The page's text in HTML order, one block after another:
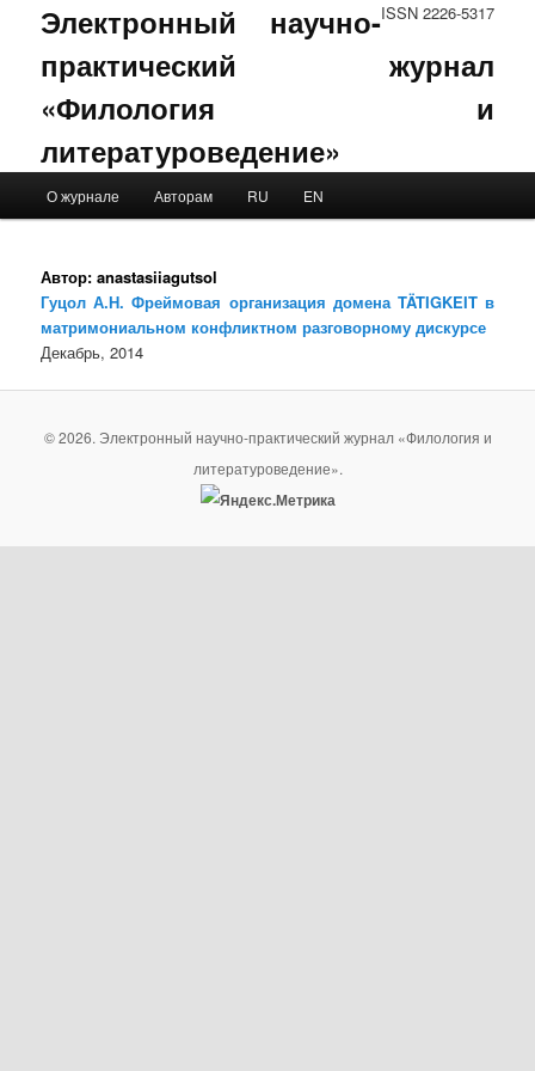
ISSN 2226-5317
Электронный научно-
практический журнал
«Филология и
литературоведение»
Skip to primary content
Skip to secondary content
О журнале Авторам RU EN
Автор: anastasiiagutsol
Гуцол А.Н. Фреймовая организация домена TÄTIGKEIT в
матримониальном конфликтном разговорному дискурсе
Декабрь, 2014
© 2026. Электронный научно-практический журнал «Филология и
литературоведение».